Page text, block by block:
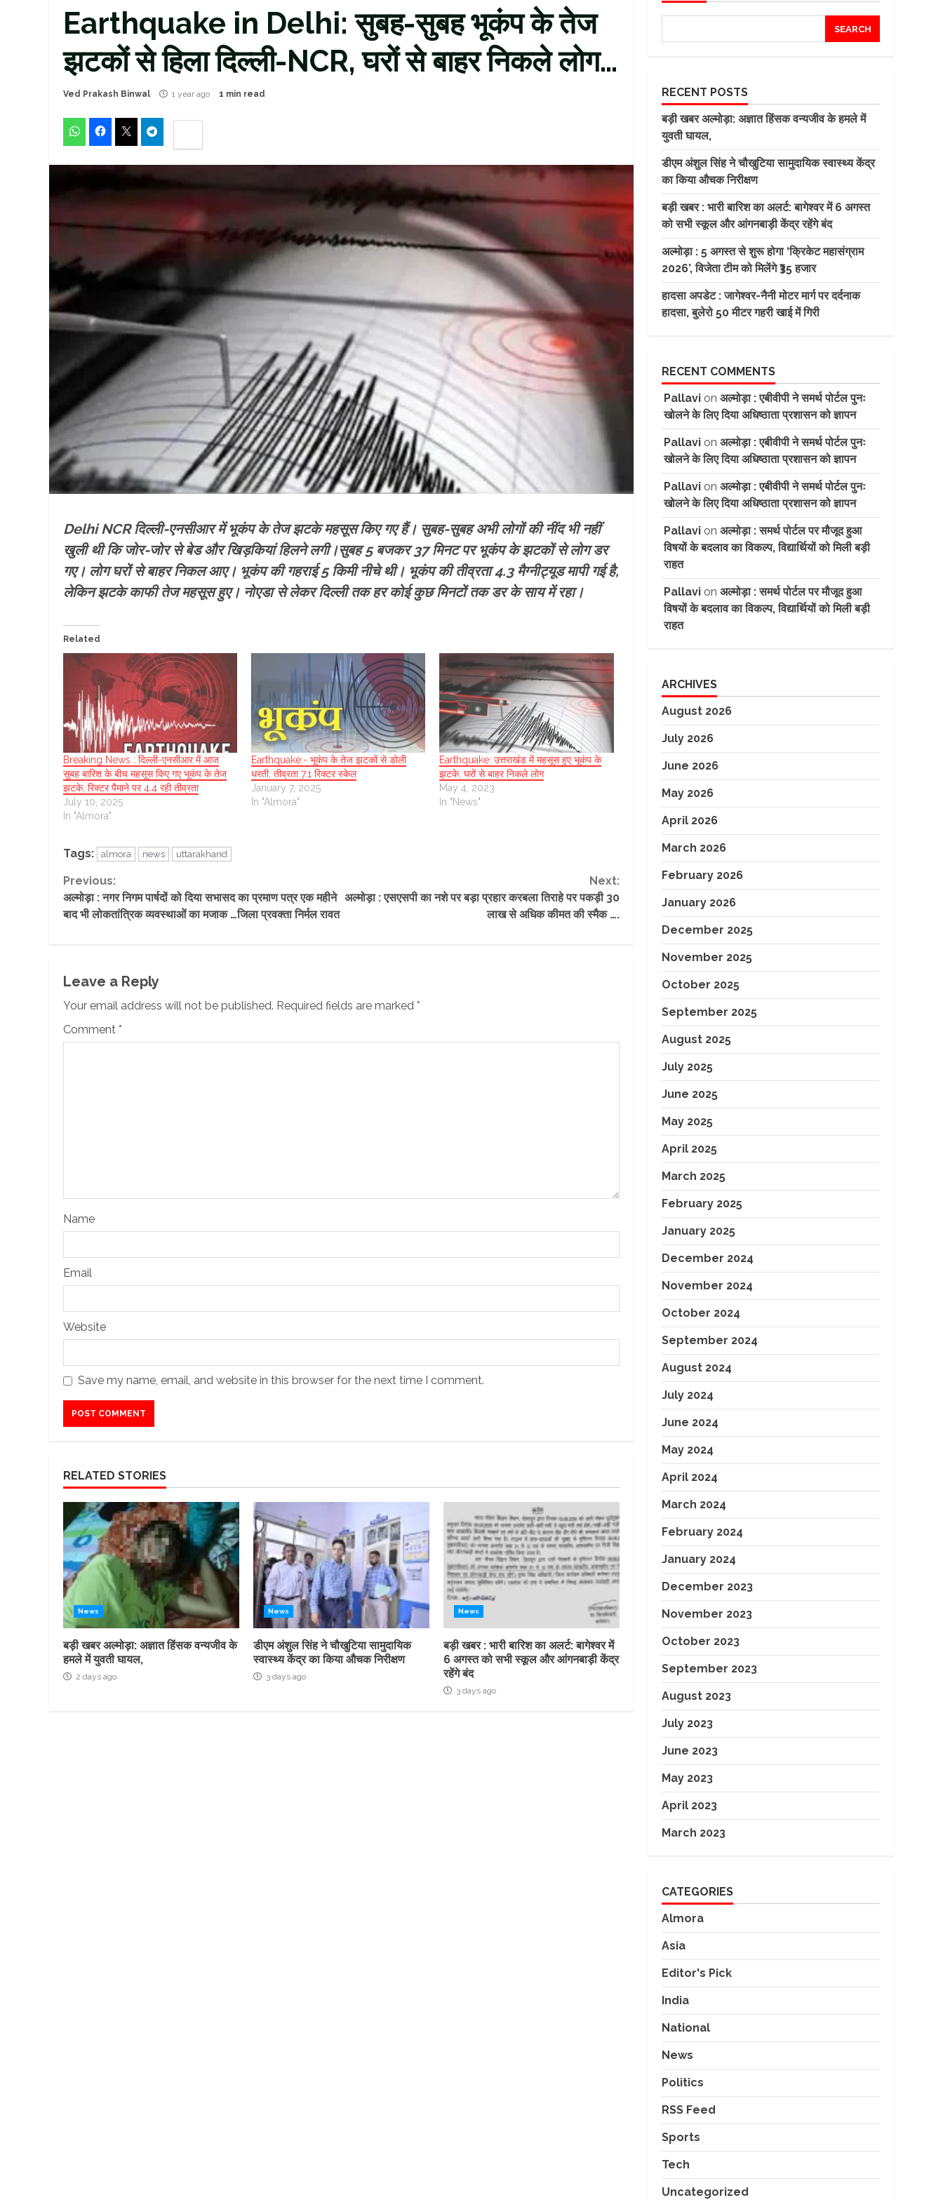
Earthquake in Delhi: सुबह-सुबह भूकंप के तेज
झटकों से हिला दिल्ली-NCR, घरों से बाहर निकले लोग…
Ved Prakash Binwal 1 year ago 1 min read
Delhi NCR दिल्ली-एनसीआर में भूकंप के तेज झटके महसूस किए गए हैं। सुबह-सुबह अभी लोगों की नींद भी नहीं
खुली थी कि जोर-जोर से बेड और खिड़कियां हिलने लगी।सुबह 5 बजकर 37 मिनट पर भूकंप के झटकों से लोग डर
गए। लोग घरों से बाहर निकल आए। भूकंप की गहराई 5 किमी नीचे थी। भूकंप की तीव्रता 4.3 मैग्नीट्यूड मापी गई है,
लेकिन झटके काफी तेज महसूस हुए। नोएडा से लेकर दिल्ली तक हर कोई कुछ मिनटों तक डर के साय में रहा।
Related
Breaking News : दिल्ली-एनसीआर में आज
सुबह बारिश के बीच महसूस किए गए भूकंप के तेज
झटके, रिक्टर पैमाने पर 4.4 रही तीव्रता
July 10, 2025
In "Almora"
Earthquake:- भूकंप के तेज झटकों से डोली
धरती, तीव्रता 7.1 रिक्टर स्केल
January 7, 2025
In "Almora"
Earthquake: उत्तराखंड में महसूस हुए भूकंप के
झटके, घरों से बाहर निकले लोग
May 4, 2023
In "News"
Tags: almora news uttarakhand
Continue
Reading
Previous:
अल्मोड़ा : नगर निगम पार्षदों को दिया सभासद का प्रमाण पत्र एक महीने
बाद भी लोकतांत्रिक व्यवस्थाओं का मजाक …जिला प्रवक्ता निर्मल रावत
Next:
अल्मोड़ा : एसएसपी का नशे पर बड़ा प्रहार करबला तिराहे पर पकड़ी 30
लाख से अधिक कीमत की स्मैक ….
Leave a Reply
Your email address will not be published. Required fields are marked *
Comment *
Name
Email
Website
Save my name, email, and website in this browser for the next time I comment.
RELATED STORIES
News
बड़ी खबर अल्मोड़ा: अज्ञात हिंसक वन्यजीव के
हमले में युवती घायल,
2 days ago
News
डीएम अंशुल सिंह ने चौखुटिया सामुदायिक
स्वास्थ्य केंद्र का किया औचक निरीक्षण
3 days ago
News
बड़ी खबर : भारी बारिश का अलर्ट: बागेश्वर में
6 अगस्त को सभी स्कूल और आंगनबाड़ी केंद्र
रहेंगे बंद
3 days ago
SEARCH
RECENT POSTS
बड़ी खबर अल्मोड़ा: अज्ञात हिंसक वन्यजीव के हमले में
युवती घायल,
डीएम अंशुल सिंह ने चौखुटिया सामुदायिक स्वास्थ्य केंद्र
का किया औचक निरीक्षण
बड़ी खबर : भारी बारिश का अलर्ट: बागेश्वर में 6 अगस्त
को सभी स्कूल और आंगनबाड़ी केंद्र रहेंगे बंद
अल्मोड़ा : 5 अगस्त से शुरू होगा ‘क्रिकेट महासंग्राम
2026’, विजेता टीम को मिलेंगे ₹35 हजार
हादसा अपडेट : जागेश्वर-नैनी मोटर मार्ग पर दर्दनाक
हादसा, बुलेरो 50 मीटर गहरी खाई में गिरी
RECENT COMMENTS
Pallavion अल्मोड़ा : एबीवीपी ने समर्थ पोर्टल पुनः
खोलने के लिए दिया अधिष्ठाता प्रशासन को ज्ञापन
Pallavion अल्मोड़ा : एबीवीपी ने समर्थ पोर्टल पुनः
खोलने के लिए दिया अधिष्ठाता प्रशासन को ज्ञापन
Pallavion अल्मोड़ा : एबीवीपी ने समर्थ पोर्टल पुनः
खोलने के लिए दिया अधिष्ठाता प्रशासन को ज्ञापन
Pallavion अल्मोड़ा : समर्थ पोर्टल पर मौजूद हुआ
विषयों के बदलाव का विकल्प, विद्यार्थियों को मिली बड़ी
राहत
Pallavion अल्मोड़ा : समर्थ पोर्टल पर मौजूद हुआ
विषयों के बदलाव का विकल्प, विद्यार्थियों को मिली बड़ी
राहत
ARCHIVES
August 2026
July 2026
June 2026
May 2026
April 2026
March 2026
February 2026
January 2026
December 2025
November 2025
October 2025
September 2025
August 2025
July 2025
June 2025
May 2025
April 2025
March 2025
February 2025
January 2025
December 2024
November 2024
October 2024
September 2024
August 2024
July 2024
June 2024
May 2024
April 2024
March 2024
February 2024
January 2024
December 2023
November 2023
October 2023
September 2023
August 2023
July 2023
June 2023
May 2023
April 2023
March 2023
CATEGORIES
Almora
Asia
Editor's Pick
India
National
News
Politics
RSS Feed
Sports
Tech
Uncategorized